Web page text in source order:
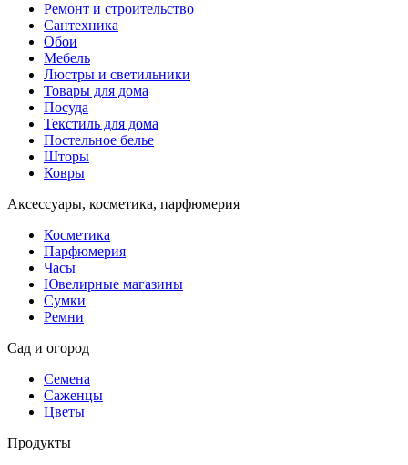
Ремонт и строительство
Сантехника
Обои
Мебель
Люстры и светильники
Товары для дома
Посуда
Текстиль для дома
Постельное белье
Шторы
Ковры
Аксессуары, косметика, парфюмерия
Косметика
Парфюмерия
Часы
Ювелирные магазины
Сумки
Ремни
Сад и огород
Семена
Саженцы
Цветы
Продукты